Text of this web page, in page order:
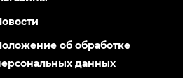
об обработке
данных